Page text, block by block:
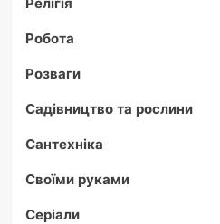
Робота
Розваги
Садівництво та рослини
Сантехніка
Своїми руками
Серіали